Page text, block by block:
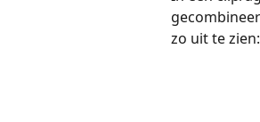
zo uit te zien: